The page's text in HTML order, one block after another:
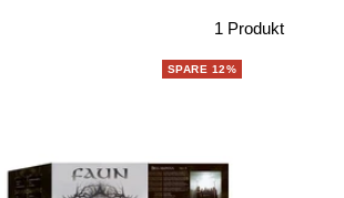
1 Produkt
SPARE 12%